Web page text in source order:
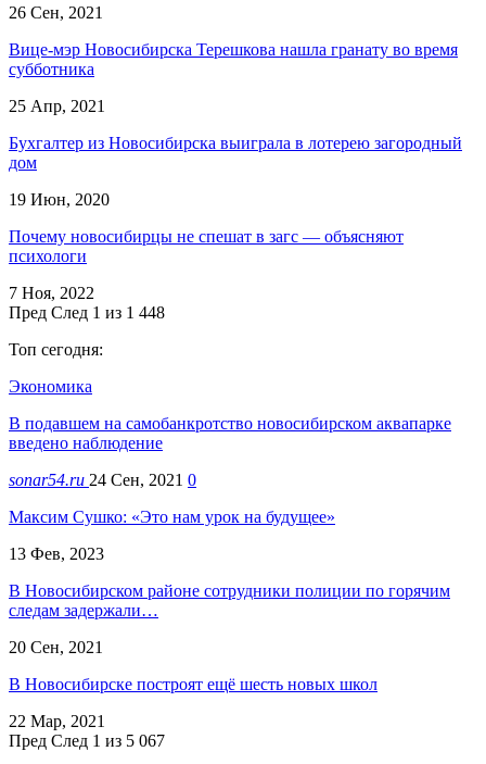
26 Сен, 2021
Вице-мэр Новосибирска Терешкова нашла гранату во время
субботника
25 Апр, 2021
Бухгалтер из Новосибирска выиграла в лотерею загородный
дом
19 Июн, 2020
Почему новосибирцы не спешат в загс — объясняют
психологи
7 Ноя, 2022
Пред След 1 из 1 448
Топ сегодня:
Экономика
В подавшем на самобанкротство новосибирском аквапарке
введено наблюдение
sonar54.ru 24 Сен, 2021 0
Максим Сушко: «Это нам урок на будущее»
13 Фев, 2023
В Новосибирском районе сотрудники полиции по горячим
следам задержали…
20 Сен, 2021
В Новосибирске построят ещё шесть новых школ
22 Мар, 2021
Пред След 1 из 5 067